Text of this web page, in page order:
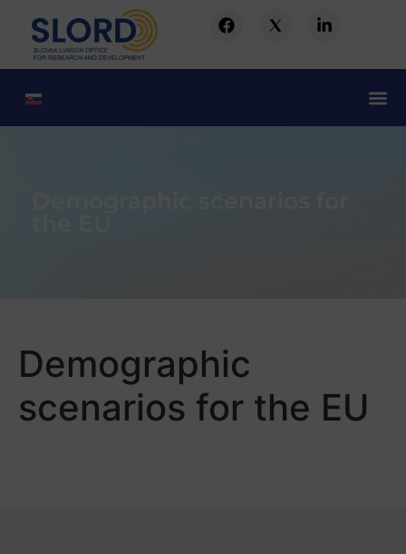
Demographic
scenarios for the EU